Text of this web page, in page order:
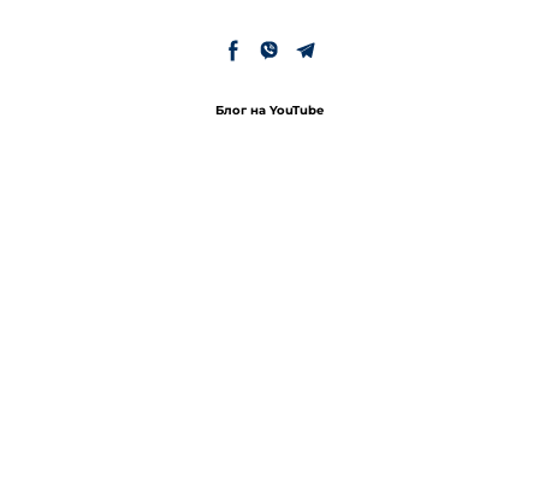
Блог на YouTube